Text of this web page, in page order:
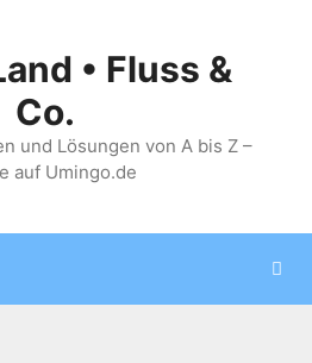
• Fluss &
Co.
und Lösungen von A bis Z –
auf Umingo.de